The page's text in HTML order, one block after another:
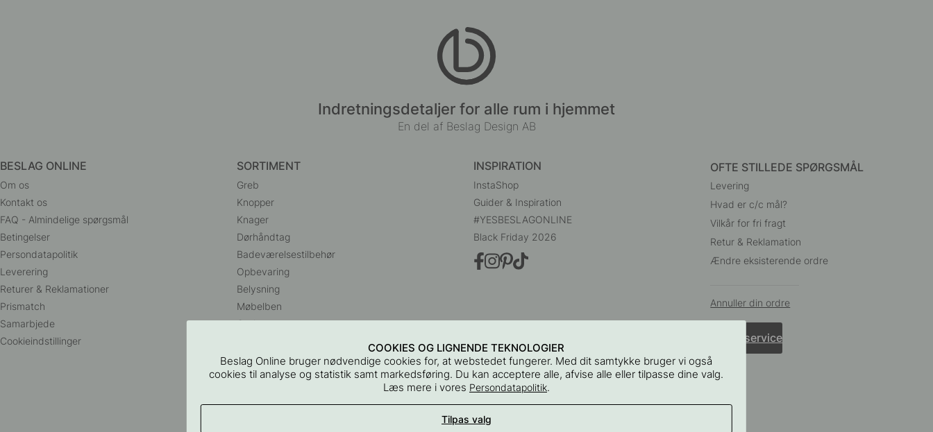
Indretningsdetaljer for alle rum i hjemmet
En del af Beslag Design AB
BESLAG ONLINE
Om os
Kontakt os
FAQ - Almindelige spørgsmål
Betingelser
Persondatapolitik
Leverering
Returer & Reklamationer
Prismatch
Samarbjede
Cookieindstillinger
SORTIMENT
Greb
Knopper
Knager
Dørhåndtag
Badeværelsestilbehør
Opbevaring
Belysning
Møbelben
Outlet
INSPIRATION
InstaShop
Guider & Inspiration
#YESBESLAGONLINE
Black Friday 2026
OFTE STILLEDE SPØRGSMÅL
Levering
Hvad er c/c mål?
Vilkår for fri fragt
Retur & Reklamation
Ændre eksisterende ordre
Annuller din ordre
Kundeservice
Beslag Online, Inre Kustvägen 32, 269 43 Båstad, Sverige
COOKIES OG LIGNENDE TEKNOLOGIER
Beslag Online bruger nødvendige cookies for, at webstedet fungerer. Med dit samtykke bruger vi også
cookies til analyse og statistik samt markedsføring. Du kan acceptere alle, afvise alle eller tilpasse dine valg.
Læs mere i vores Persondatapolitik.
Tilpas valg